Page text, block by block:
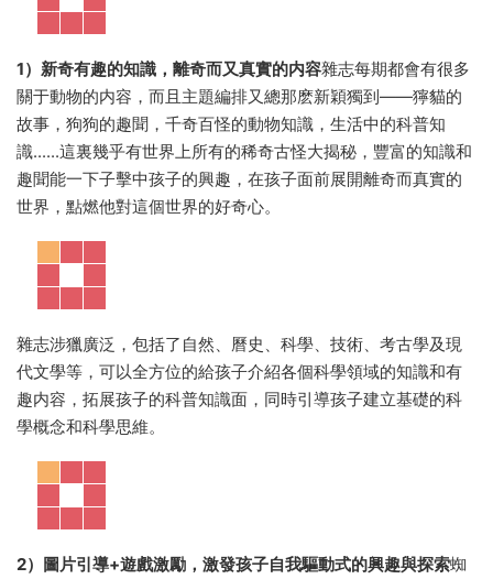
1）新奇有趣的知識，離奇而又真實的内容雜志每期都會有很多
關于動物的内容，而且主題編排又總那麽新穎獨到——獰貓的
故事，狗狗的趣聞，千奇百怪的動物知識，生活中的科普知
識......這裏幾乎有世界上所有的稀奇古怪大揭秘，豐富的知識和
趣聞能一下子擊中孩子的興趣，在孩子面前展開離奇而真實的
世界，點燃他對這個世界的好奇心。
雜志涉獵廣泛，包括了自然、曆史、科學、技術、考古學及現
代文學等，可以全方位的給孩子介紹各個科學領域的知識和有
趣内容，拓展孩子的科普知識面，同時引導孩子建立基礎的科
學概念和科學思維。
2）圖片引導+遊戲激勵，激發孩子自我驅動式的興趣與探索蜘